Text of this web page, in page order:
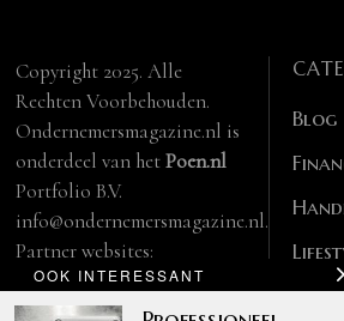
OOK INTERESSANT
Copyright 2025. Alle
Rechten Voorbehouden.
Ondernemersmagazine.nl is
onderdeel van hetPoen.nl
Portfolio B.V.
info@ondernemersmagazine.nl.
Partner websites:
manbase.nl
feitelijk.be
Blog